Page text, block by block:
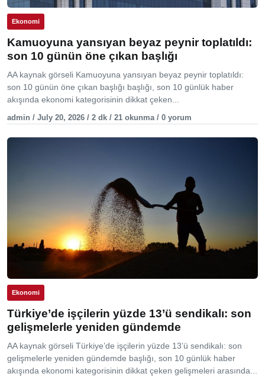
Ekonomi
Kamuoyuna yansıyan beyaz peynir toplatıldı:
son 10 günün öne çıkan başlığı
AA kaynak görseli Kamuoyuna yansıyan beyaz peynir toplatıldı:
son 10 günün öne çıkan başlığı başlığı, son 10 günlük haber
akışında ekonomi kategorisinin dikkat çeken...
admin / July 20, 2026 / 2 dk / 21 okunma / 0 yorum
Ekonomi
Türkiye’de işçilerin yüzde 13’ü sendikalı: son
gelişmelerle yeniden gündemde
AA kaynak görseli Türkiye’de işçilerin yüzde 13’ü sendikalı: son
gelişmelerle yeniden gündemde başlığı, son 10 günlük haber
akışında ekonomi kategorisinin dikkat çeken gelişmeleri arasında...